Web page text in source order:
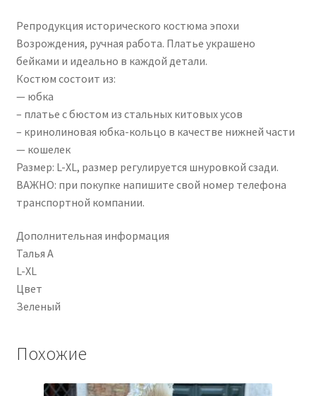
Репродукция исторического костюма эпохи
Возрождения, ручная работа. Платье украшено
бейками и идеально в каждой детали.
Костюм состоит из:
— юбка
– платье с бюстом из стальных китовых усов
– кринолиновая юбка-кольцо в качестве нижней части
— кошелек
Размер: L-XL, размер регулируется шнуровкой сзади.
ВАЖНО: при покупке напишите свой номер телефона
транспортной компании.
Дополнительная информация
Талья А
L-XL
Цвет
Зеленый
Похожие